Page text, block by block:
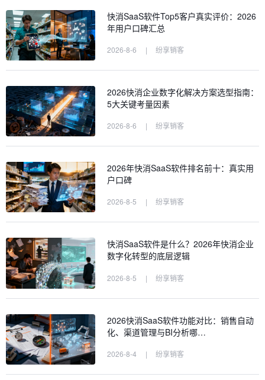
快消SaaS软件Top5客户真实评价：2026
年用户口碑汇总
2026-8-6 | 纷享销客
2026快消企业数字化解决方案选型指南：
5大关键考量因素
2026-8-6 | 纷享销客
2026年快消SaaS软件排名前十：真实用
户口碑
2026-8-5 | 纷享销客
快消SaaS软件是什么？2026年快消企业
数字化转型的底层逻辑
2026-8-5 | 纷享销客
2026快消SaaS软件功能对比：销售自动
化、渠道管理与BI分析哪…
2026-8-4 | 纷享销客